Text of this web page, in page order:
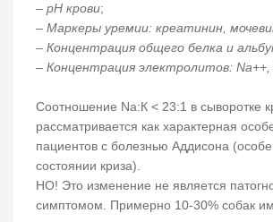
– рН крови;
– Маркеры уремии: креатинин,
– Концентрация общего белка и
– Концентрация электролитов: Na++,
Соотношение Na:К < 23:1 в сыворотке
рассматривается как характерная
пациентов с болезнью Аддисона
состоянии криза).
НО! Это изменение не является
симптомом. Примерно 10-30% собак